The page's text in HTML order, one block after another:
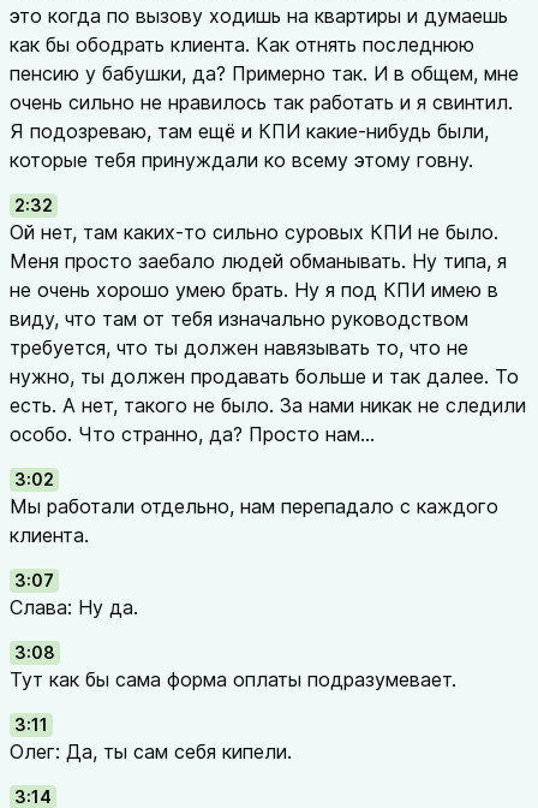
это когда по вызову ходишь на квартиры и думаешь
как бы ободрать клиента. Как отнять последнюю
пенсию у бабушки, да? Примерно так. И в общем, мне
очень сильно не нравилось так работать и я свинтил.
Я подозреваю, там ещё и КПИ какие-нибудь были,
которые тебя принуждали ко всему этому говну.
2:32
Ой нет, там каких-то сильно суровых КПИ не было.
Меня просто заебало людей обманывать. Ну типа, я
не очень хорошо умею брать. Ну я под КПИ имею в
виду, что там от тебя изначально руководством
требуется, что ты должен навязывать то, что не
нужно, ты должен продавать больше и так далее. То
есть. А нет, такого не было. За нами никак не следили
особо. Что странно, да? Просто нам...
3:02
Мы работали отдельно, нам перепадало с каждого
клиента.
3:07
Слава: Ну да.
3:08
Тут как бы сама форма оплаты подразумевает.
3:11
Олег: Да, ты сам себя кипели.
3:14